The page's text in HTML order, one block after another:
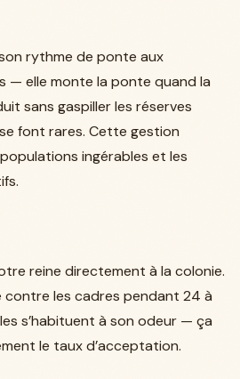
rythme de ponte aux
— elle monte la ponte quand la
sans gaspiller les réserves
font rares. Cette gestion
ingérables et les
reine directement à la colonie.
contre les cadres pendant 24 à
s’habituent à son odeur — ça
le taux d’acceptation.